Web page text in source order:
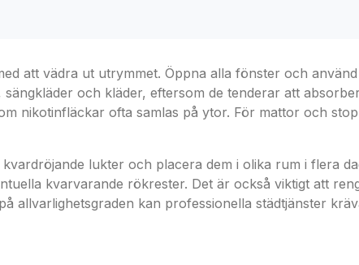
att vädra ut utrymmet. Öppna alla fönster och
och kläder, eftersom de tenderar att
nikotinfläckar ofta samlas på ytor. För mattor och
lukter och placera dem i olika rum i flera
kvarvarande rökrester. Det är också viktigt att
allvarlighetsgraden kan professionella städtjänster